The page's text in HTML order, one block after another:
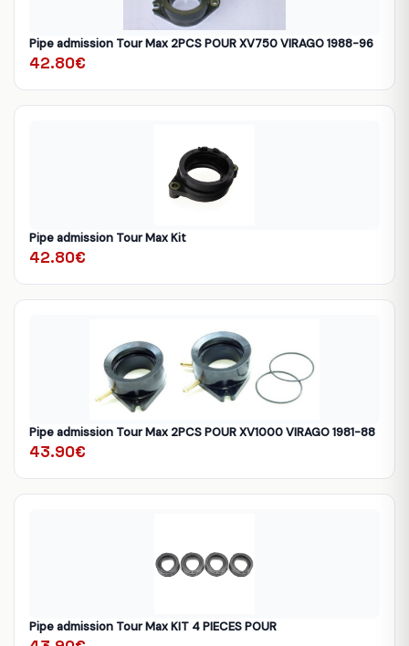
Pipe admission Tour Max 2PCS POUR XV750 VIRAGO 1988-96
42.80€
Pipe admission Tour Max Kit
42.80€
Pipe admission Tour Max 2PCS POUR XV1000 VIRAGO 1981-88
43.90€
Pipe admission Tour Max KIT 4 PIECES POUR